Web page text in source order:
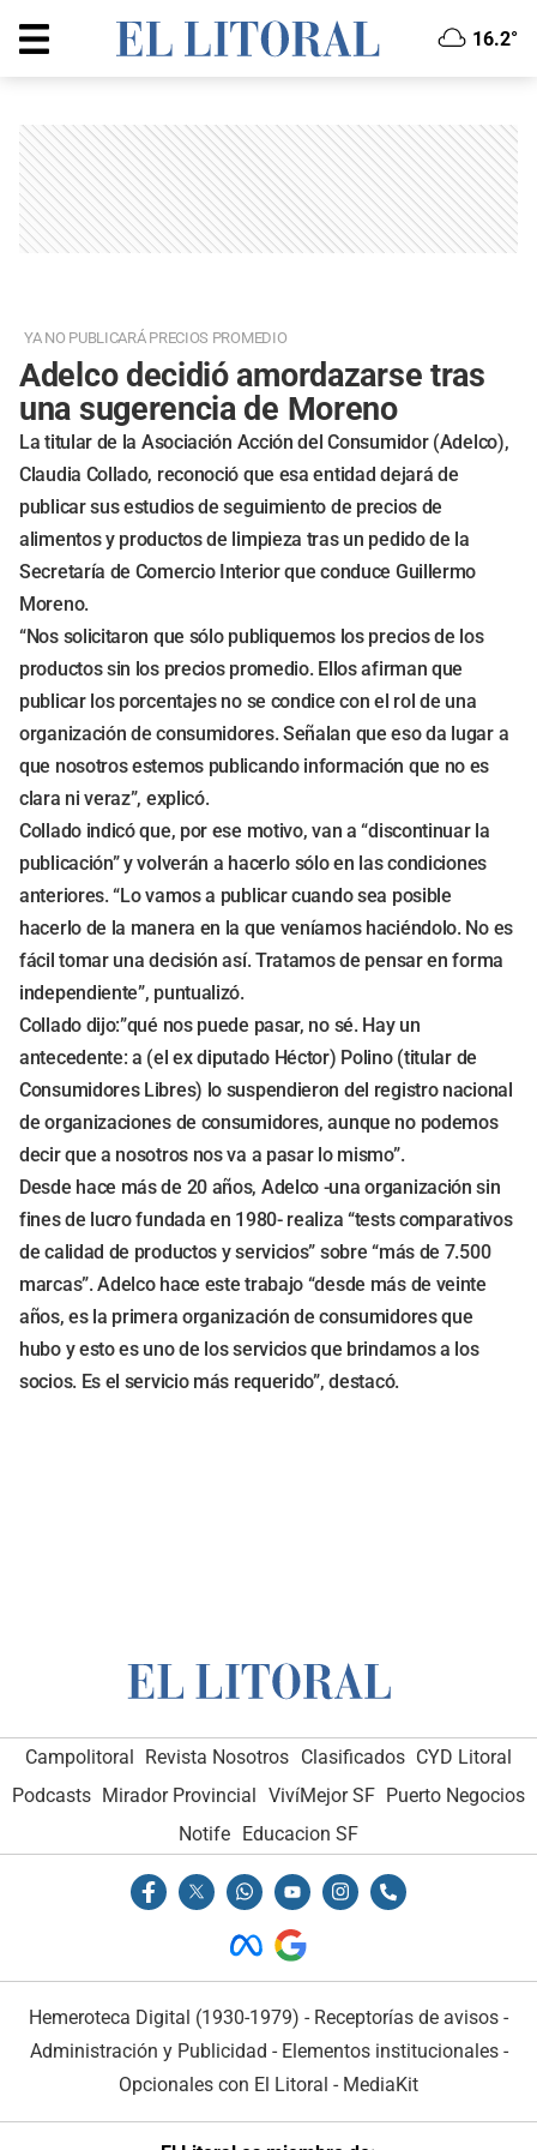
16.2°
YA NO PUBLICARÁ PRECIOS PROMEDIO
Adelco decidió amordazarse tras
una sugerencia de Moreno
La titular de la Asociación Acción del Consumidor (Adelco),
Claudia Collado, reconoció que esa entidad dejará de
publicar sus estudios de seguimiento de precios de
alimentos y productos de limpieza tras un pedido de la
Secretaría de Comercio Interior que conduce Guillermo
Moreno.
“Nos solicitaron que sólo publiquemos los precios de los
productos sin los precios promedio. Ellos afirman que
publicar los porcentajes no se condice con el rol de una
organización de consumidores. Señalan que eso da lugar a
que nosotros estemos publicando información que no es
clara ni veraz”, explicó.
Collado indicó que, por ese motivo, van a “discontinuar la
publicación” y volverán a hacerlo sólo en las condiciones
anteriores. “Lo vamos a publicar cuando sea posible
hacerlo de la manera en la que veníamos haciéndolo. No es
fácil tomar una decisión así. Tratamos de pensar en forma
independiente”, puntualizó.
Collado dijo:”qué nos puede pasar, no sé. Hay un
antecedente: a (el ex diputado Héctor) Polino (titular de
Consumidores Libres) lo suspendieron del registro nacional
de organizaciones de consumidores, aunque no podemos
decir que a nosotros nos va a pasar lo mismo”.
Desde hace más de 20 años, Adelco -una organización sin
fines de lucro fundada en 1980- realiza “tests comparativos
de calidad de productos y servicios” sobre “más de 7.500
marcas”. Adelco hace este trabajo “desde más de veinte
años, es la primera organización de consumidores que
hubo y esto es uno de los servicios que brindamos a los
socios. Es el servicio más requerido”, destacó.
Campolitoral Revista Nosotros Clasificados CYD Litoral
Podcasts Mirador Provincial VivíMejor SF Puerto Negocios
Notife Educacion SF
Hemeroteca Digital (1930-1979) - Receptorías de avisos -
Administración y Publicidad - Elementos institucionales-
Opcionales con El Litoral - MediaKit